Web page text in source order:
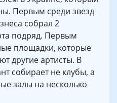
Первым среди звезд
собрал 2
подряд. Первым
площадки, которые
другие артисты. В
собирает не клубы, а
залы на несколько